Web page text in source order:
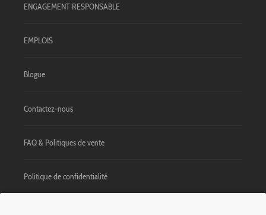
ENGAGEMENT RESPONSABLE
EMPLOIS
Blogue
Contactez-nous
FAQ & Politiques de vente
Politique de confidentialité